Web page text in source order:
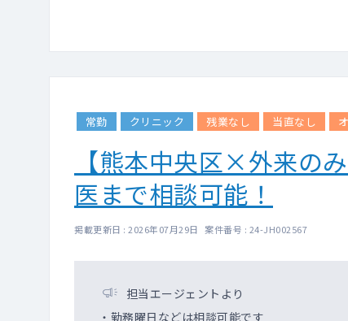
その場合、法人の
常勤 クリニック 残業なし 当直なし
【熊本中央区×外来の
医まで相談可能！
掲載更新日 : 2026年07月29日 案件番号 : 24-JH002567
担当エージェントより
・勤務曜日などは相談可能です